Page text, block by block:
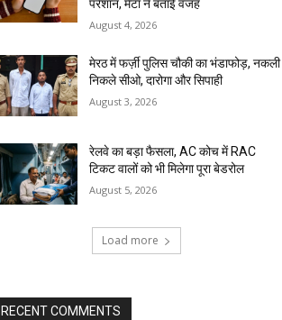
परेशान, मेटा ने बताई वजह
August 4, 2026
मेरठ में फर्ज़ी पुलिस चौकी का भंडाफोड़, नकली
निकले सीओ, दारोगा और सिपाही
August 3, 2026
रेलवे का बड़ा फैसला, AC कोच में RAC
टिकट वालों को भी मिलेगा पूरा बेडरोल
August 5, 2026
Load more
RECENT COMMENTS